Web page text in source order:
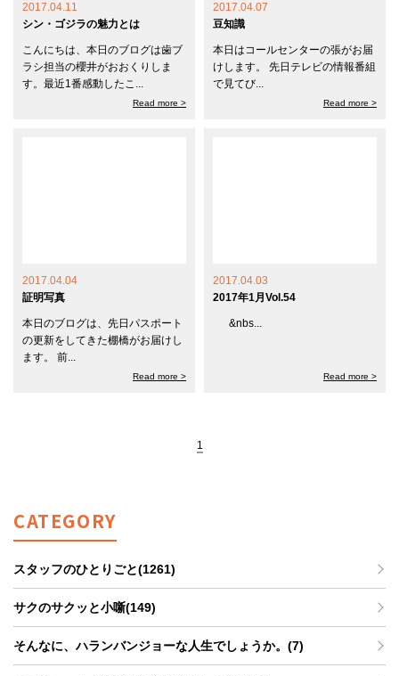
2017.04.11
シン・ゴジラの魅力とは
こんにちは、本日のブログは歯ブ
ラシ担当の櫻井がおおくりしま
す。最近1番感動したこ...
Read more >
2017.04.07
豆知識
本日はコールセンターの張がお届
けします。 先日テレビの情報番組
で見てび...
Read more >
2017.04.04
証明写真
本日のブログは、先日パスポート
の更新をしてきた棚橋がお届けし
ます。 前...
Read more >
2017.04.03
2017年1月Vol.54
&nbs...
Read more >
CATEGORY
スタッフのひとりごと(1261)
サクのサクッと小噺(149)
そんなに、ハランバンジョーな人生でしょうか。(7)
1